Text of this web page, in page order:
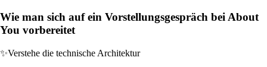
Wie man sich auf ein Vorstellungsgespräch bei About
You vorbereitet
✨Verstehe die technische Architektur